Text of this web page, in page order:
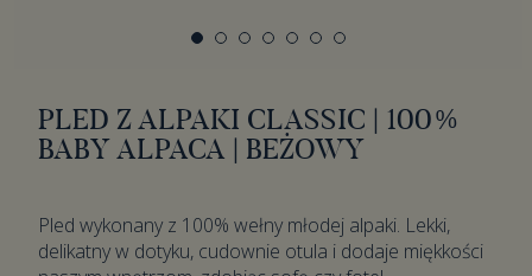
PLED Z ALPAKI CLASSIC | 100%
BABY ALPACA | BEŻOWY
Pled wykonany z 100% wełny młodej alpaki. Lekki,
delikatny w dotyku, cudownie otula i dodaje miękkości